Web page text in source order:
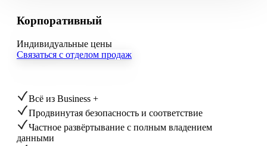
Корпоративный
Индивидуальные цены
Связаться с отделом продаж
Всё из Business +
Продвинутая безопасность и соответствие
Частное развёртывание с полным владением
данными